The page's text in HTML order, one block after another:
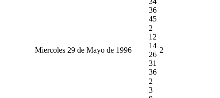
36
45
Miercoles 29 de Mayo de 1996
2
12
14
26
31
36
2
2
3